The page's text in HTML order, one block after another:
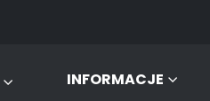
INFORMACJE